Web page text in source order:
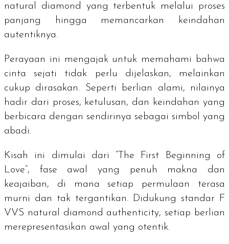
natural diamond yang terbentuk melalui proses
panjang hingga memancarkan keindahan
autentiknya.
Perayaan ini mengajak untuk memahami bahwa
cinta sejati tidak perlu dijelaskan, melainkan
cukup dirasakan. Seperti berlian alami, nilainya
hadir dari proses, ketulusan, dan keindahan yang
berbicara dengan sendirinya sebagai simbol yang
abadi.
Kisah ini dimulai dari “The First Beginning of
Love”, fase awal yang penuh makna dan
keajaiban, di mana setiap permulaan terasa
murni dan tak tergantikan. Didukung standar F
VVS natural diamond authenticity, setiap berlian
merepresentasikan awal yang otentik.